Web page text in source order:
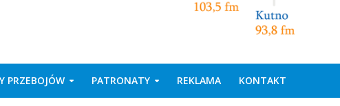
PRZEBOJÓW PATRONATY REKLAMA KONTAKT